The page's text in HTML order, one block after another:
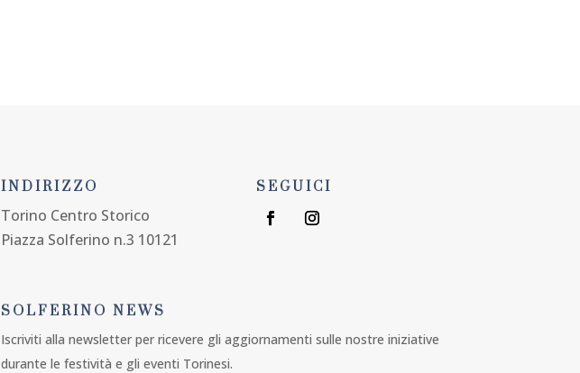
INDIRIZZO
Torino Centro Storico
Piazza Solferino n.3 10121
SEGUICI
SOLFERINO NEWS
Iscriviti alla newsletter per ricevere gli aggiornamenti sulle nostre iniziative
durante le festività e gli eventi Torinesi.